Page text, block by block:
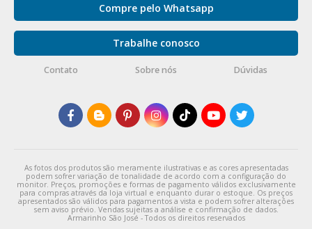
Compre pelo Whatsapp
Trabalhe conosco
Contato Sobre nós Dúvidas
As fotos dos produtos são meramente ilustrativas e as cores apresentadas
podem sofrer variação de tonalidade de acordo com a configuração do
monitor. Preços, promoções e formas de pagamento válidos exclusivamente
para compras através da loja virtual e enquanto durar o estoque. Os preços
apresentados são válidos para pagamentos a vista e podem sofrer alterações
sem aviso prévio. Vendas sujeitas a análise e confirmação de dados.
Armarinho São José - Todos os direitos reservados